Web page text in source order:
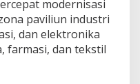
modernisasi
paviliun industri
dan elektronika
farmasi, dan tekstil